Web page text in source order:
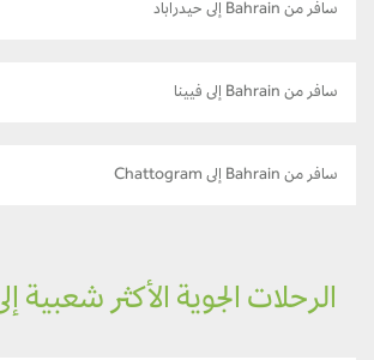
سافر من Bahrain إلى حيدراباد
سافر من Bahrain إلى فيينا
سافر من Bahrain إلى Chattogram
الرحلات الجوية الأكثر شعبية إلى Bahrain